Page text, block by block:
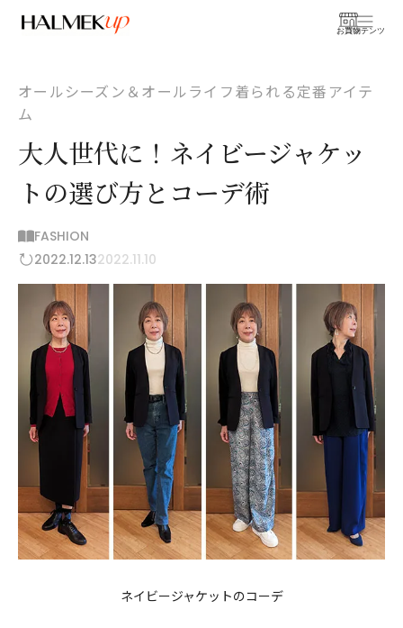
お買物
コンテンツ
オールシーズン＆オールライフ着られる定番アイテ
ム
大人世代に！ネイビージャケッ
トの選び方とコーデ術
FASHION
2022.12.132022.11.10
ネイビージャケットのコーデ